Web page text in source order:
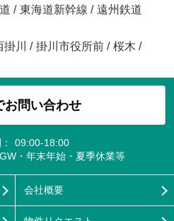
/ 東海道新幹線 / 遠州鉄道
掛川 / 掛川市役所前 / 桜木 /
お問い合わせ
09:00-18:00
・年末年始・夏季休業等
会社概要